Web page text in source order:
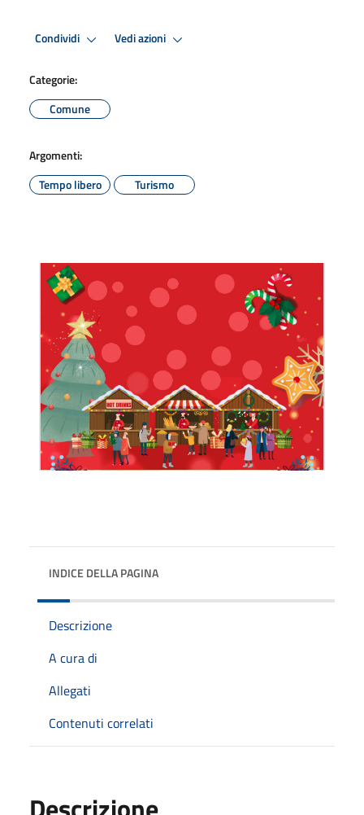
Condividi Vedi azioni
Categorie:
Comune
Argomenti:
Tempo libero
Turismo
INDICE DELLA PAGINA
Descrizione
A cura di
Allegati
Contenuti correlati